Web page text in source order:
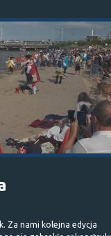
Za nami kolejna edycja